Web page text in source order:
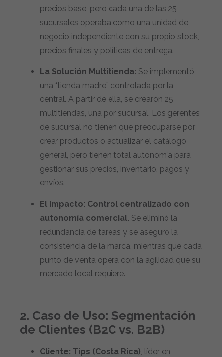
precios base, pero cada una de las 25
sucursales operaba como una unidad de
negocio independiente con su propio stock,
precios finales y políticas de entrega.
La Solución Multitienda: Se implementó
una “tienda madre” controlada por la
central. A partir de ella, se crearon 25
multitiendas, una por sucursal. Los gerentes
de sucursal no tienen que preocuparse por
crear productos o actualizar el catálogo
general, pero tienen total autonomía para
gestionar sus precios, inventario, pagos y
envíos.
El Impacto: Control centralizado con
autonomía comercial. Se eliminó la
redundancia de tareas y se aseguró la
consistencia de la marca, mientras que cada
punto de venta opera con la agilidad que su
mercado local requiere.
2. Caso de Uso: Segmentación
de Clientes (B2C vs. B2B)
Cliente: Tips (Costa Rica), líder en